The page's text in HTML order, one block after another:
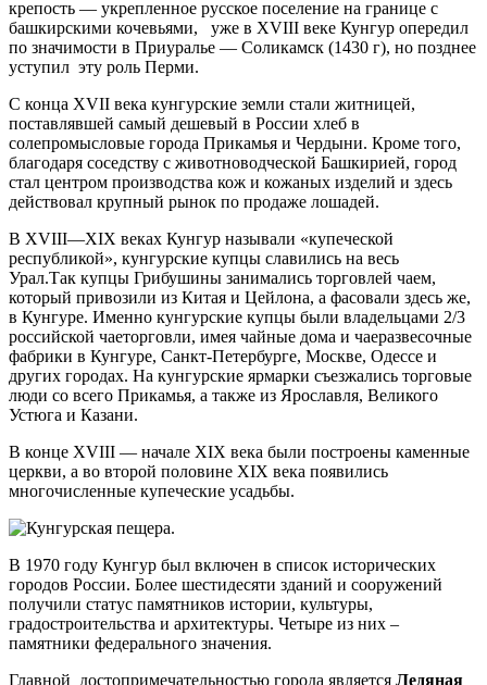
крепость — укрепленное русское поселение на границе с
башкирскими кочевьями, уже в XVIII веке Кунгур опередил
по значимости в Приуралье — Соликамск (1430 г), но позднее
уступил эту роль Перми.
С конца XVII века кунгурские земли стали житницей,
поставлявшей самый дешевый в России хлеб в
солепромысловые города Прикамья и Чердыни. Кроме того,
благодаря соседству с животноводческой Башкирией, город
стал центром производства кож и кожаных изделий и здесь
действовал крупный рынок по продаже лошадей.
В XVIII—XIX веках Кунгур называли «купеческой
республикой», кунгурские купцы славились на весь
Урал.Так купцы Грибушины занимались торговлей чаем,
который привозили из Китая и Цейлона, а фасовали здесь же,
в Кунгуре. Именно кунгурские купцы были владельцами 2/3
российской чаеторговли, имея чайные дома и чаеразвесочные
фабрики в Кунгуре, Санкт-Петербурге, Москве, Одессе и
других городах. На кунгурские ярмарки съезжались торговые
люди со всего Прикамья, а также из Ярославля, Великого
Устюга и Казани.
В конце XVIII — начале XIX века были построены каменные
церкви, а во второй половине XIX века появились
многочисленные купеческие усадьбы.
В 1970 году Кунгур был включен в список исторических
городов России. Более шестидесяти зданий и сооружений
получили статус памятников истории, культуры,
градостроительства и архитектуры. Четыре из них –
памятники федерального значения.
Главной достопримечательностью города является Ледяная